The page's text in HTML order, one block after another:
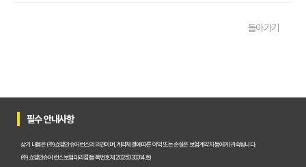
운전자보험 비교사이트 활용법: 숨겨진 혜택과 주의사항 완벽 분석
운전자보험 비교사이트 활용법, 전문가가 알려주는 숨겨진 꿀팁 대방
"나만 몰랐네?" 운전자보험 비교사이트 선택, 이것만 알면 보험료 절
돌아가기
필수 안내사항
상기 내용은 (주)쇼엠인슈어런스의 의견이며, 계약체결에 따른 이익 또는 손실은 보험계약자 등에게 귀속됩니다.
(주)쇼엠인슈어런스 보험대리점(등록번호 제2025030014호)